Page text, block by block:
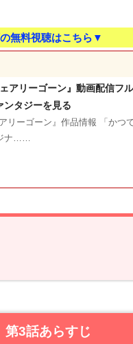
無料視聴はこちら▼
アリーゴーン』動画配信フ
ンタジーを見る
リーゴーン』作品情報 「かつ
ナ……
あらすじ
第3話あらすじ